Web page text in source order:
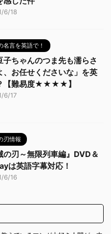
6/18
名言を英語で！
子ちゃんのつま先も濡らさ
、お任せくださいな」を英
【難易度★★★★】
6/17
刃情報
の刃～無限列車編』DVD＆
は英語字幕対応！
6/16